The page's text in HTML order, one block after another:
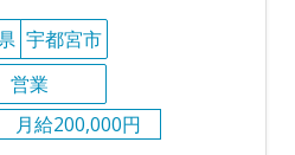
宇都宮市
営業
月給200,000円